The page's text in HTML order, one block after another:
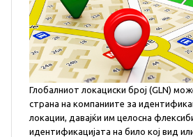
Глобалниот локациски број (GLN)
страна на компаниите за
локации, давајќи им целосна
идентификацијата на било кој вид